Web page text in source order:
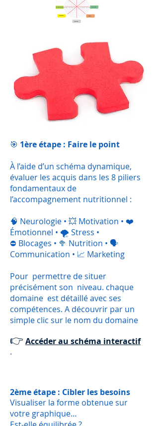
🎯 1ère étape : Faire le point
À l’aide d’un schéma dynamique,
évaluer les acquis dans les 8 piliers
fondamentaux de
l’accompagnement nutritionnel :
🧠 Neurologie • 💥 Motivation • ❤️
Émotionnel • 🌪️ Stress •
⛔ Blocages • 🥦 Nutrition • 🗣
Communication • 📈 Marketing
Pour permettre de situer
précisément son niveau. chaque
domaine est détaillé avec ses
compétences. A découvrir par un
simple clic sur le nom du domaine
👉 Accéder au schéma interactif
.
2ème étape : Cibler les besoins
Visualiser la forme obtenue sur
votre graphique…